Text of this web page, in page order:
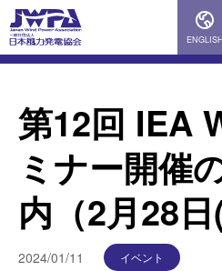
ENGLISH
第12回 IEA
ミナー開催
内（2月28日
2024/01/11 イベント